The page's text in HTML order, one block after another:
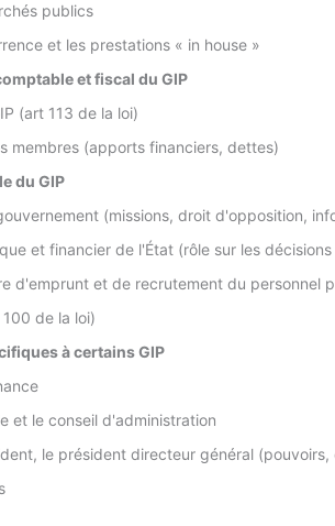
publics
et les prestations « in house »
et fiscal du GIP
(art 113 de la loi)
membres (apports financiers, dettes)
du GIP
(missions, droit d'opposition,
et financier de l'État (rôle sur les décisions
d'emprunt et de recrutement du personnel
de la loi)
à certains GIP
et le conseil d'administration
le président directeur général